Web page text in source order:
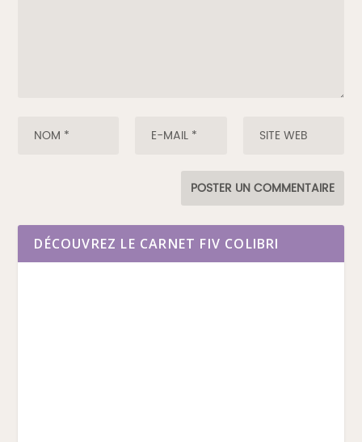
DÉCOUVREZ LE CARNET FIV COLIBRI